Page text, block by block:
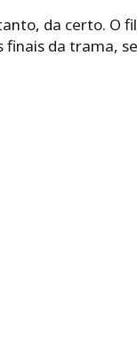
da certo. O
da trama,